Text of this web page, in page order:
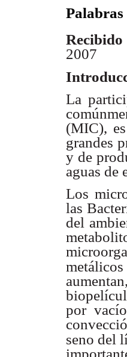
Palabras
Recibido
2007
La
(MIC),
grandes
y de
aguas de
Los
las
del
metálicos
por
seno del